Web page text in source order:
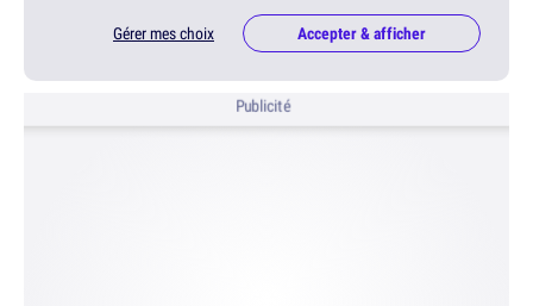
Gérer mes choix Accepter & afficher
Publicité